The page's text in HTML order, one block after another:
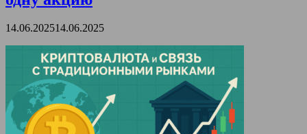
14.06.202514.06.2025